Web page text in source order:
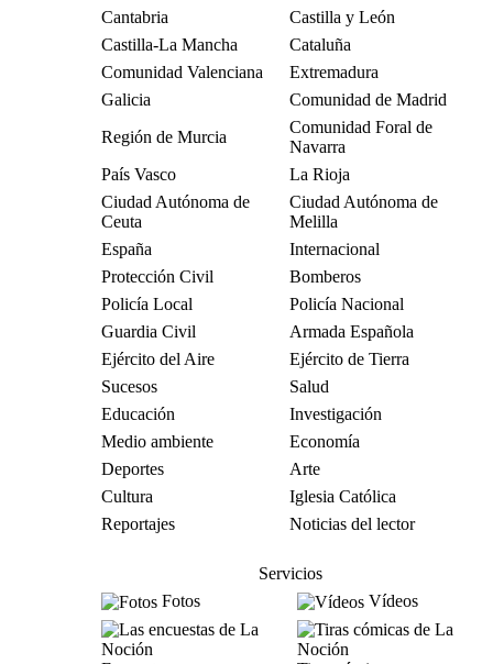
Cantabria
Castilla y León
Castilla-La Mancha
Cataluña
Comunidad Valenciana
Extremadura
Galicia
Comunidad de Madrid
Región de Murcia
Comunidad Foral de
Navarra
País Vasco
La Rioja
Ciudad Autónoma de
Ceuta
Ciudad Autónoma de
Melilla
España
Internacional
Protección Civil
Bomberos
Policía Local
Policía Nacional
Guardia Civil
Armada Española
Ejército del Aire
Ejército de Tierra
Sucesos
Salud
Educación
Investigación
Medio ambiente
Economía
Deportes
Arte
Cultura
Iglesia Católica
Reportajes
Noticias del lector
Servicios
Fotos
Vídeos